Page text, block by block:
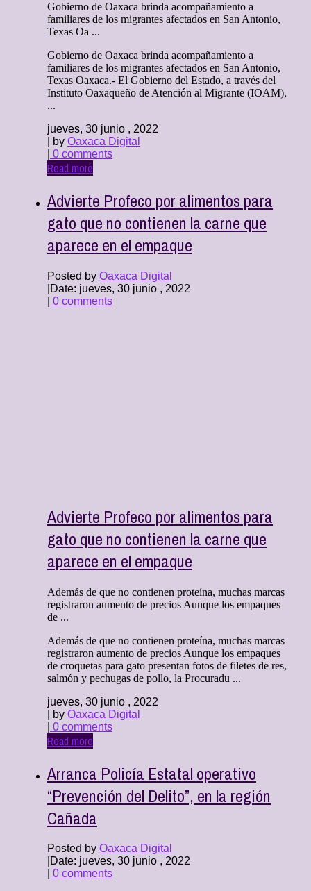
Gobierno de Oaxaca brinda acompañamiento a
familiares de los migrantes afectados en San Antonio,
Texas Oa ...
Gobierno de Oaxaca brinda acompañamiento a
familiares de los migrantes afectados en San Antonio,
Texas Oaxaca.- El Gobierno del Estado, a través del
Instituto Oaxaqueño de Atención al Migrante (IOAM),
...
jueves, 30 junio , 2022
| by Oaxaca Digital
0 comments
Read more
Advierte Profeco por alimentos para
gato que no contienen la carne que
aparece en el empaque
Posted by Oaxaca Digital
Date: jueves, 30 junio , 2022
0 comments
Advierte Profeco por alimentos para
gato que no contienen la carne que
aparece en el empaque
Además de que no contienen proteína, muchas marcas
registraron aumento de precios Aunque los empaques
de ...
Además de que no contienen proteína, muchas marcas
registraron aumento de precios Aunque los empaques
de croquetas para gato presentan fotos de filetes de res,
salmón y pechugas de pollo, la Procuradu ...
jueves, 30 junio , 2022
| by Oaxaca Digital
0 comments
Read more
Arranca Policía Estatal operativo
“Prevención del Delito”, en la región
Cañada
Posted by Oaxaca Digital
Date: jueves, 30 junio , 2022
0 comments